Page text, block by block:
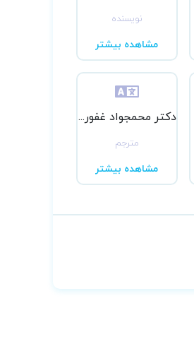
نویسنده
مشاهده بیشتر
دکتر محمجواد غفوری فر
مترجم
مشاهده بیشتر